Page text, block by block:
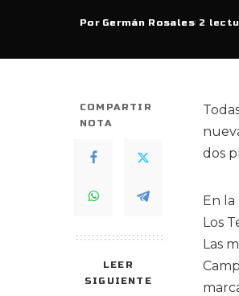
Posted
Por Germán Rosales 2
COMPARTIR
NOTA
LEER
SIGUIENTE
dos
En
Los
Las